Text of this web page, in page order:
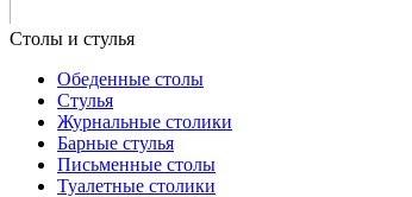
Обеденные столы
Стулья
Журнальные столики
Барные стулья
Письменные столы
Туалетные столики